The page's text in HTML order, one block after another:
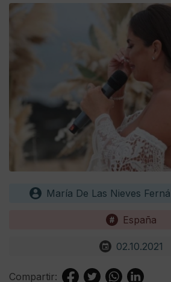
María De Las Nieves
España
02.10.2021
Compartir: